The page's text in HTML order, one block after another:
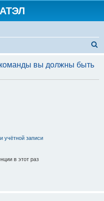
с
вы должны быть
учётной записи
в этот раз